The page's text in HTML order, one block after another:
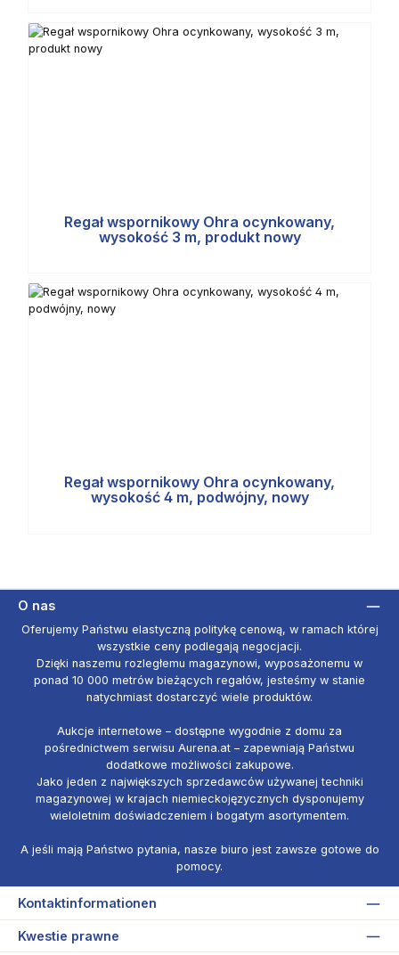
Regał wspornikowy Ohra ocynkowany,
wysokość 3 m, produkt nowy
Regał wspornikowy Ohra ocynkowany,
wysokość 4 m, podwójny, nowy
O nas
Oferujemy Państwu elastyczną politykę cenową, w ramach której
wszystkie ceny podlegają negocjacji.
Dzięki naszemu rozległemu magazynowi, wyposażonemu w
ponad 10 000 metrów bieżących regałów, jesteśmy w stanie
natychmiast dostarczyć wiele produktów.
Aukcje internetowe – dostępne wygodnie z domu za
pośrednictwem serwisu Aurena.at – zapewniają Państwu
dodatkowe możliwości zakupowe.
Jako jeden z największych sprzedawców używanej techniki
magazynowej w krajach niemieckojęzycznych dysponujemy
wieloletnim doświadczeniem i bogatym asortymentem.
A jeśli mają Państwo pytania, nasze biuro jest zawsze gotowe do
pomocy.
Kontaktinformationen
Kwestie prawne